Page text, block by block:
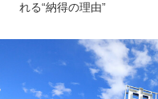
れる“納得の理由”